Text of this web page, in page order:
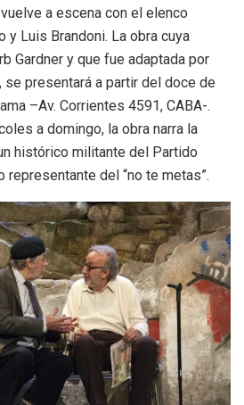
a escena con el elenco
y Luis Brandoni. La obra cuya
Gardner y que fue adaptada por
se presentará a partir del doce de
–Av. Corrientes 4591, CABA-.
a domingo, la obra narra la
histórico militante del Partido
representante del “no te metas”.